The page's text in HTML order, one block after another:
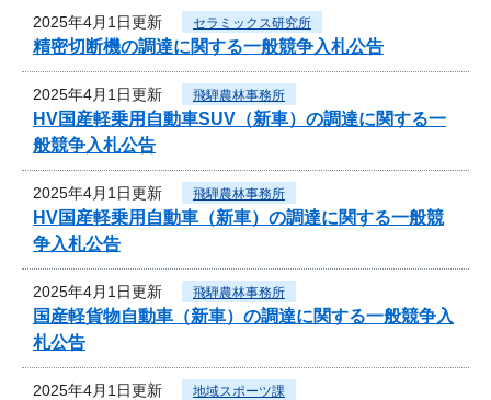
2025年4月1日更新 セラミックス研究所
精密切断機の調達に関する一般競争入札公告
2025年4月1日更新 飛騨農林事務所
HV国産軽乗用自動車SUV（新車）の調達に関する一
般競争入札公告
2025年4月1日更新 飛騨農林事務所
HV国産軽乗用自動車（新車）の調達に関する一般競
争入札公告
2025年4月1日更新 飛騨農林事務所
国産軽貨物自動車（新車）の調達に関する一般競争入
札公告
2025年4月1日更新 地域スポーツ課